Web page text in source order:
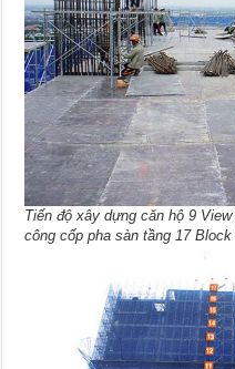
Tiến độ xây dựng căn hộ 9
công cốp pha sàn tầng 17 Block